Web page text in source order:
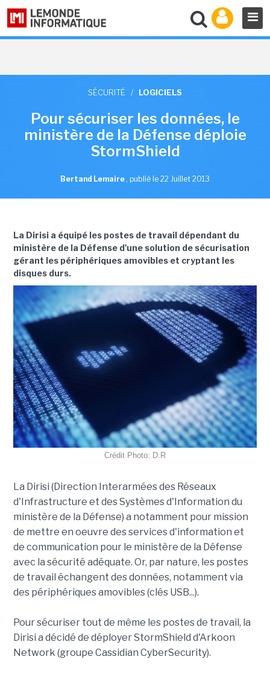
SÉCURITÉ / LOGICIELS
Pour sécuriser les données, le
ministère de la Défense déploie
StormShield
Bertand Lemaire , publié le 22 Juillet 2013
La Dirisi a équipé les postes de travail dépendant du
ministère de la Défense d'une solution de sécurisation
gérant les périphériques amovibles et cryptant les
disques durs.
Crédit Photo: D.R
La Dirisi (Direction Interarmées des Réseaux
d'Infrastructure et des Systèmes d'Information du
ministère de la Défense) a notamment pour mission
de mettre en oeuvre des services d'information et
de communication pour le ministère de la Défense
avec la sécurité adéquate. Or, par nature, les postes
de travail échangent des données, notamment via
des périphériques amovibles (clés USB...).
Pour sécuriser tout de même les postes de travail, la
Dirisi a décidé de déployer StormShield d'Arkoon
Network (groupe Cassidian CyberSecurity).